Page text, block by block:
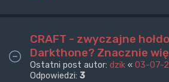
CRAFT - zwyczajne
Darkthone? Znacznie
Ostatni post autor: dzik « 03-07-
Odpowiedzi: 3